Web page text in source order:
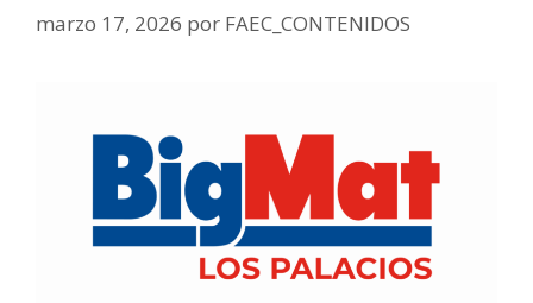
marzo 17, 2026 por FAEC_CONTENIDOS